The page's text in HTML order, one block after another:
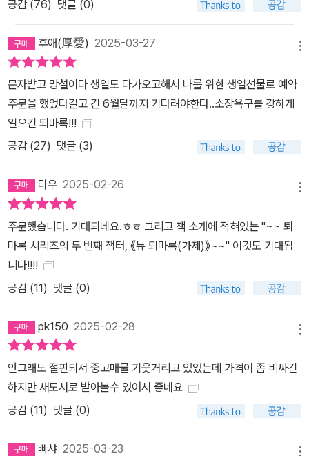
공감 (76) 댓글 (0)
후애(厚愛) 2025-03-27
문자받고 망설이다 생일도 다가오고해서 나를 위한 생일선물로 예약
주문을 했었다길고 긴 6월달까지 기다려야한다..소장욕구를 강하게
일으킨 퇴마록!!!
공감 (27) 댓글 (3)
다우 2025-02-26
주문했습니다. 기대되네요.ㅎㅎ 그리고 책 소개에 적혀있는 "~~ 퇴
마록 시리즈의 두 번째 챕터, 《뉴 퇴마록(가제)》~~" 이것도 기대됩
니다!!!!
공감 (11) 댓글 (0)
pk150 2025-02-28
안그래도 절판되서 중고매물 기웃거리고 있었는데 가격이 좀 비싸긴
하지만 새도서로 받아볼수 있어서 좋네요
공감 (11) 댓글 (0)
빠샤 2025-03-23